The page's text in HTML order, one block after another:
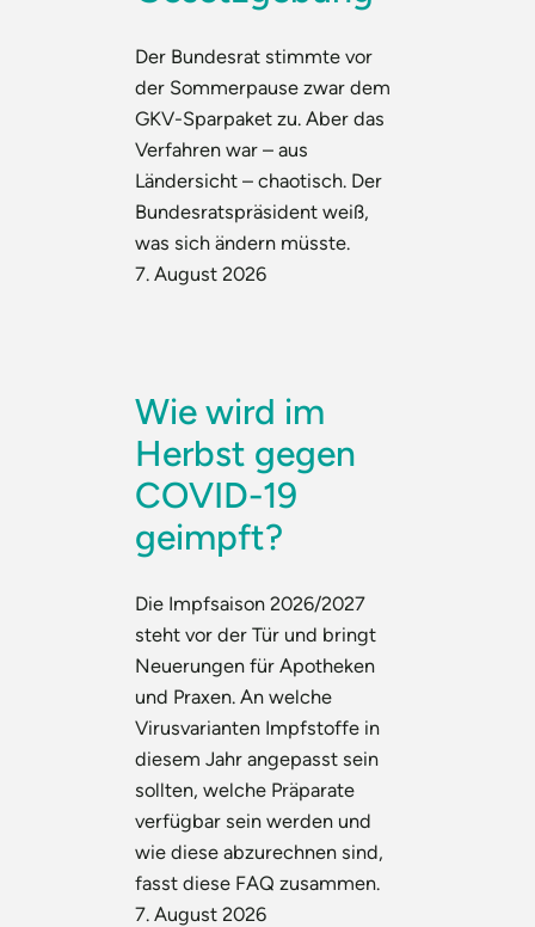
Der Bundesrat stimmte vor
der Sommerpause zwar dem
GKV-Sparpaket zu. Aber das
Verfahren war – aus
Ländersicht – chaotisch. Der
Bundesratspräsident weiß,
was sich ändern müsste.
7. August 2026
Wie wird im
Herbst gegen
COVID-19
geimpft?
Die Impfsaison 2026/2027
steht vor der Tür und bringt
Neuerungen für Apotheken
und Praxen. An welche
Virusvarianten Impfstoffe in
diesem Jahr angepasst sein
sollten, welche Präparate
verfügbar sein werden und
wie diese abzurechnen sind,
fasst diese FAQ zusammen.
7. August 2026